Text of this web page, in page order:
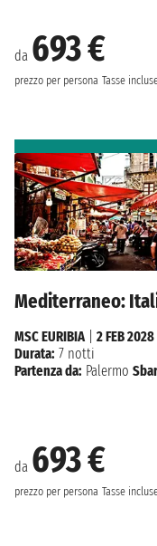
da 693 €
prezzo per persona Tasse
Mediterraneo:
da 693 €
prezzo per persona Tasse
MSC EURIBIA| 2 FEB 2028
Durata: 7 notti
Partenza da: Palermo